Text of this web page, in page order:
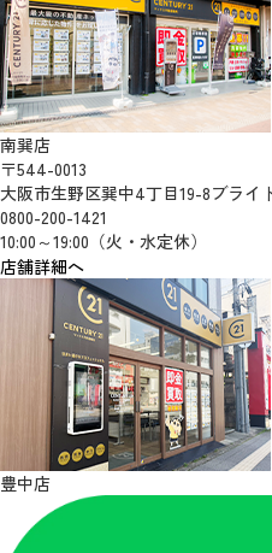
南巽店
〒544-0013
大阪市生野区巽中4丁目19-8ブライ
0800-200-1421
10:00～19:00（火・水定休）
店舗詳細へ
豊中店